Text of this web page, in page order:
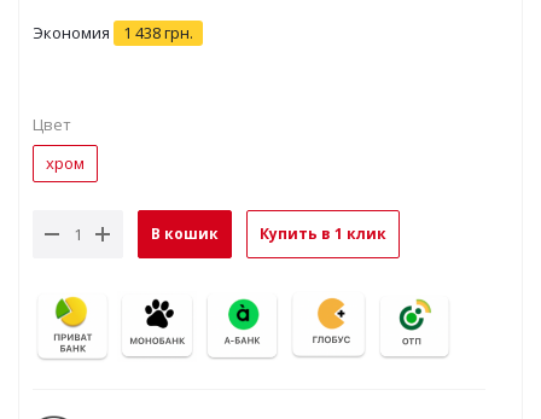
Экономия 1 438грн.
Цвет
хром
В кошик Купить в 1 клик